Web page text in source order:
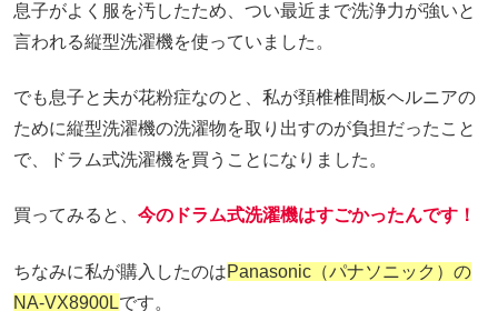
息子がよく服を汚したため、つい最近まで洗浄力が強いと
言われる縦型洗濯機を使っていました。
でも息子と夫が花粉症なのと、私が頚椎椎間板ヘルニアの
ために縦型洗濯機の洗濯物を取り出すのが負担だったこと
で、ドラム式洗濯機を買うことになりました。
買ってみると、 今のドラム式洗濯機はすごかったんです！
ちなみに私が購入したのはPanasonic（パナソニック）の
NA-VX8900Lです。